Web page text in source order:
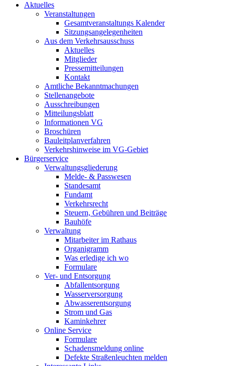
Aktuelles
Veranstaltungen
Gesamtveranstaltungs Kalender
Sitzungsangelegenheiten
Aus dem Verkehrsausschuss
Aktuelles
Mitglieder
Pressemitteilungen
Kontakt
Amtliche Bekanntmachungen
Stellenangebote
Ausschreibungen
Mitteilungsblatt
Informationen VG
Broschüren
Bauleitplanverfahren
Verkehrshinweise im VG-Gebiet
Bürgerservice
Verwaltungsgliederung
Melde- & Passwesen
Standesamt
Fundamt
Verkehrsrecht
Steuern, Gebühren und Beiträge
Bauhöfe
Verwaltung
Mitarbeiter im Rathaus
Organigramm
Was erledige ich wo
Formulare
Ver- und Entsorgung
Abfallentsorgung
Wasserversorgung
Abwasserentsorgung
Strom und Gas
Kaminkehrer
Online Service
Formulare
Schadensmeldung online
Defekte Straßenleuchten melden